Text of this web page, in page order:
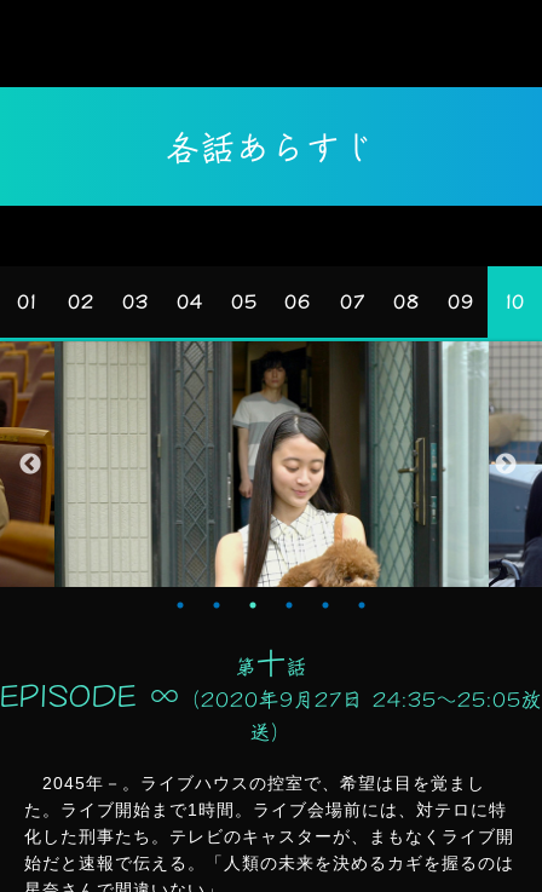
各話あらすじ
01 02 03 04 05 06 07 08 09 10
第十話
EPISODE ∞ （2020年9月27日 24:35〜25:05放
送）
2045年－。ライブハウスの控室で、希望は目を覚まし
た。ライブ開始まで1時間。ライブ会場前には、対テロに特
化した刑事たち。テレビのキャスターが、まもなくライブ開
始だと速報で伝える。「人類の未来を決めるカギを握るのは